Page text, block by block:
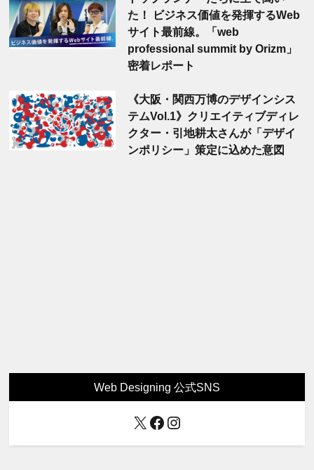
た！ ビジネス価値を発揮するWeb
サイト最前線。「web
professional summit by Orizm」
密着レポート
《大阪・関西万博のデザインシス
テムVol.1》クリエイティブディレ
クター・引地耕太さんが「デザイ
ンポリシー」策定に込めた意図
Web Designing 公式SNS
X Facebook
Instagram